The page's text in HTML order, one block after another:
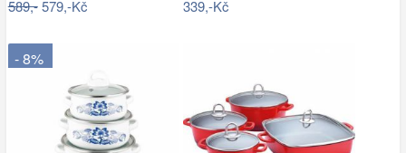
589,-579,-Kč 339,-Kč
- 8%